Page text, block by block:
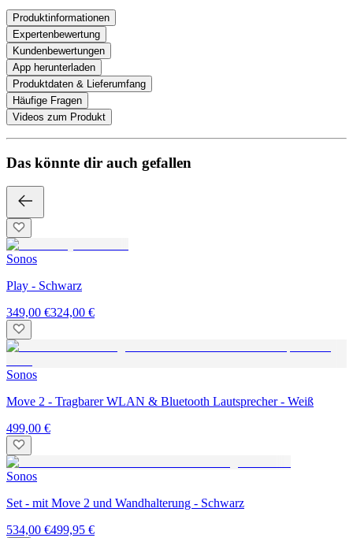
Produktinformationen
Expertenbewertung
Kundenbewertungen
App herunterladen
Produktdaten & Lieferumfang
Häufige Fragen
Videos zum Produkt
Das könnte dir auch gefallen
Sonos
Play - Schwarz
349,00 €324,00 €
Sonos
Move 2 - Tragbarer WLAN & Bluetooth Lautsprecher - Weiß
499,00 €
Sonos
Set - mit Move 2 und Wandhalterung - Schwarz
534,00 €499,95 €